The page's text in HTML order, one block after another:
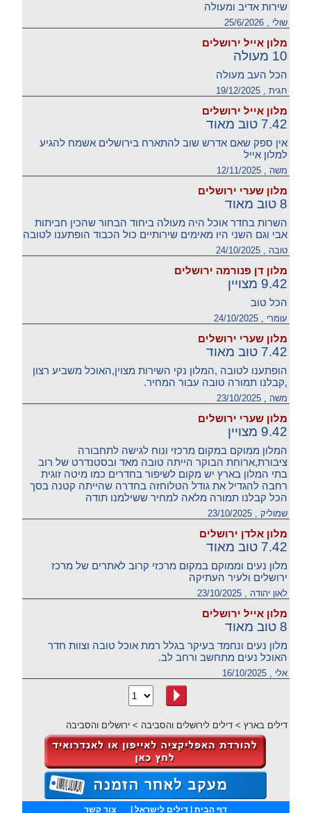
שירות אדיב ומעולה
שולי , 25/6/2026
מלון אייל ירושלים
10 מעולה
הכל העב מעולה
חגית , 19/12/2025
מלון אייל ירושלים
7.42 טוב מאוד
אין ספק שאם אדרש שוב להתארח בירושלים אשמח להגיע
למלון אייל
משה , 12/11/2025
מלון שערי ירושלים
8 טוב מאוד
השרות בחדר אוכל היה מעולה ביחוד הבחור שהכין חביתות
אבי וגם השני היו מאימים שירותיים כול הכבוד הופתענו לטובה
טובה , 24/10/2025
מלון דן פנורמה ירושלים
9.42 מצויין
הכל טוב
עומרי , 24/10/2025
מלון שערי ירושלים
7.42 טוב מאוד
הופתענו לטובה ,המלון נקי השירות מצוין,האוכל משביע רצון
,קבלנו תמורה טובה עבור המחיר.
משה , 23/10/2025
מלון שערי ירושלים
9.42 מצויין
המלון ממוקם במקום מרכזי ונוח לגישה לתחבורה
ציבורת,ארוחת הבוקר הייתה טובה מאד ובסטנדרט של רוב
בתי המלון בארץ יש מקום לשיפור בחדרים כמו מיטה זוגית
רחבה להגדיל את גודל הטלוחזה בחדרה שהייתה קטנה בסך
הכל קבלנו תמורה מלאה למחיר ששילמנו תודה
שמוליק , 23/10/2025
מלון אלדן ירושלים
7.42 טוב מאוד
מלון נעים וממוקם במקום מרכזי קרוב לאתרים של מרכז
ירושלים ולעיר העתיקה
לאון יהודה , 23/10/2025
מלון אייל ירושלים
8 טוב מאוד
מלון נעים ונחמד בעיקר בגלל רמת אוכל טובה וצוות חדר
האוכל נעים מתחשב ורחב לב.
אלי , 16/10/2025
דילים בארץ > דילים לירושלים והסביבה > ירושלים והסביבה
דף הבית | דילים לישראל | צור קשר